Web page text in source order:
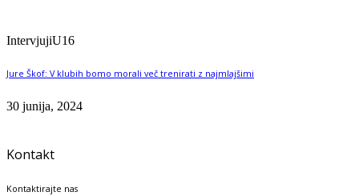
IntervjujiU16
Jure Škof: V klubih bomo morali več trenirati z najmlajšimi
30 junija, 2024
Kontakt
Kontaktirajte nas